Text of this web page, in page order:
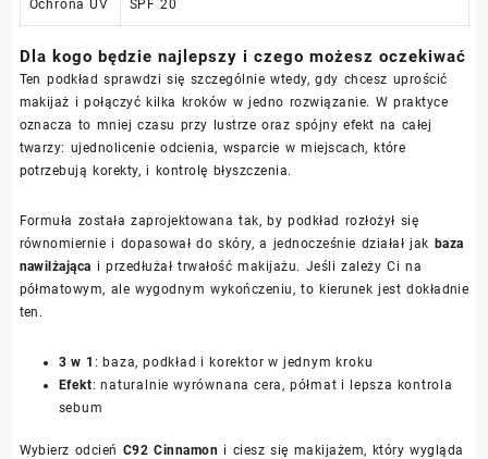
Ochrona UV SPF 20
Dla kogo będzie najlepszy i czego możesz oczekiwać
Ten podkład sprawdzi się szczególnie wtedy, gdy chcesz uprościć
makijaż i połączyć kilka kroków w jedno rozwiązanie. W praktyce
oznacza to mniej czasu przy lustrze oraz spójny efekt na całej
twarzy: ujednolicenie odcienia, wsparcie w miejscach, które
potrzebują korekty, i kontrolę błyszczenia.
Formuła została zaprojektowana tak, by podkład rozłożył się
równomiernie i dopasował do skóry, a jednocześnie działał jak baza
nawilżająca i przedłużał trwałość makijażu. Jeśli zależy Ci na
półmatowym, ale wygodnym wykończeniu, to kierunek jest dokładnie
ten.
3 w 1 : baza, podkład i korektor w jednym kroku
Efekt: naturalnie wyrównana cera, półmat i lepsza kontrola
sebum
Wybierz odcień C92 Cinnamon i ciesz się makijażem, który wygląda